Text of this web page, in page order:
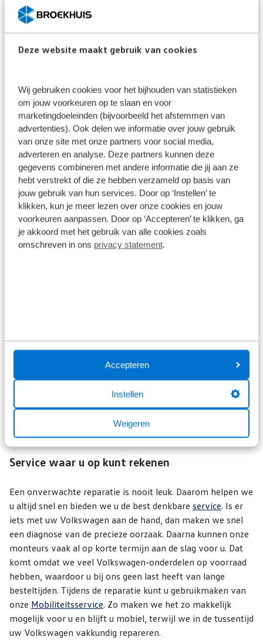
Deze website maakt gebruik van cookies
Wij gebruiken cookies voor het bijhouden van statistieken
om jouw voorkeuren op te slaan en voor
marketingdoeleinden (bijvoorbeeld het afstemmen van
advertenties). Ook delen we informatie over jouw gebruik
van onze site met onze partners voor social media,
adverteren en analyse. Deze partners kunnen deze
gegevens combineren met andere informatie die jij aan ze
hebt verstrekt of die ze hebben verzameld op basis van
jouw gebruik van hun services. Door op ‘Instellen’ te
klikken, kun je meer lezen over onze cookies en jouw
voorkeuren aanpassen. Door op ‘Accepteren’ te klikken, ga
je akkoord met het gebruik van alle cookies zoals
omschreven in ons privacy statement.
Accepteren
Instellen
Weigeren
Voor originele accessoires van Volkswagen geldt
dezelfde garantietermijn.
onderdelen bij een reparatie. De garantie daarop is anders
dan bij originele Volkswagen-onderdelen. Vanuit
kostenoogpunt kunnen universele of gebruikte onderdelen
soms echter gunstiger zijn, bijvoorbeeld voor Volkswagens
die al wat ouder zijn. Hierin denken we graag met u mee. De
beste oplossing bieden voor u als klant: dat is wat telt voor
ons. Ook als het gaat om het bedrag van een reparatie.
Service waar u op kunt rekenen
Een onverwachte reparatie is nooit leuk. Daarom helpen we
u altijd snel en bieden we u de best denkbare service. Is er
iets met uw Volkswagen aan de hand, dan maken we snel
een diagnose van de precieze oorzaak. Daarna kunnen onze
monteurs vaak al op korte termijn aan de slag voor u. Dat
komt omdat we veel Volkswagen-onderdelen op voorraad
hebben, waardoor u bij ons geen last heeft van lange
besteltijden. Tijdens de reparatie kunt u gebruikmaken van
onze Mobiliteitsservice. Zo maken we het zo makkelijk
mogelijk voor u en blijft u mobiel, terwijl we in de tussentijd
uw Volkswagen vakkundig repareren.